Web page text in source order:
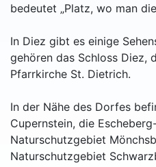
bedeutet „Platz, wo man
In Diez gibt es einige
gehören das Schloss Diez,
Pfarrkirche St. Dietrich.
In der Nähe des Dorfes
Cupernstein, die
Naturschutzgebiet
Naturschutzgebiet